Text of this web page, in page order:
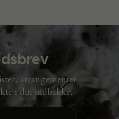
arrangementer
i din indbakke.